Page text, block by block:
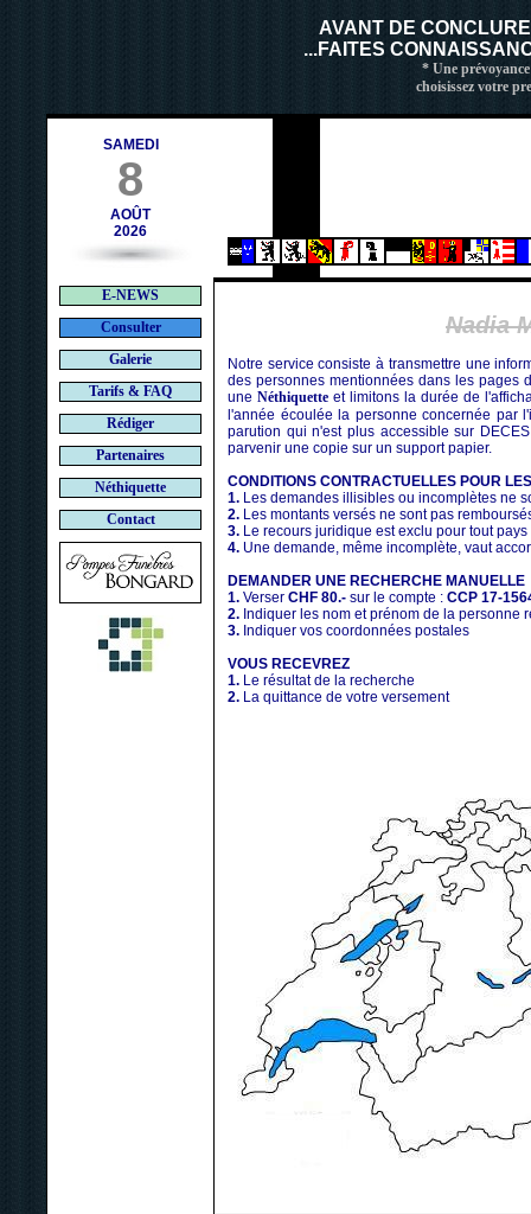
AVANT DE
...FAITES
* Une
choisissez votre
SAMEDI
8
AOÛT
2026
E-NEWS
Consulter
Galerie
Tarifs & FAQ
Rédiger
Partenaires
Néthiquette
Contact
Nadia
Notre service consiste à transmettre une
des personnes mentionnées dans les pages
uneNéthiquette et limitons la durée de
l'année écoulée la personne concernée par
parution qui n'est plus accessible sur
parvenir une copie sur un support papier.
CONDITIONS CONTRACTUELLES POUR
1. Les demandes illisibles ou incomplètes ne
2. Les montants versés ne sont pas
3. Le recours juridique est exclu pour tout pays
4. Une demande, même incomplète, vaut
DEMANDER UNE RECHERCHE MANUELLE
1. Verser CHF 80.- sur le compte : CCP 17-
2. Indiquer les nom et prénom de la personne
3. Indiquer vos coordonnées postales
VOUS RECEVREZ
1. Le résultat de la recherche
2. La quittance de votre versement